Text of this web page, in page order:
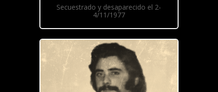
Secuestrado y desaparecido el 2-
4/11/1977